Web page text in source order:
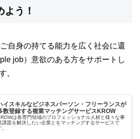
う！
自身の持てる能力を広く社会に還
job）意欲のある方をサポートし
。
イスキルなビジネスパーソン・フリーランスが
数登録する複業マッチングサービスKROW
は各専門領域のプロフェッショナル人材と様々な事
課題を解決したい企業とをマッチングするサービスで
。